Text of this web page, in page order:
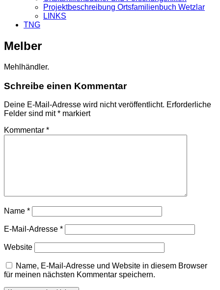
Projektbeschreibung Ortsfamilienbuch Wetzlar
LINKS
TNG
Melber
Mehlhändler.
Schreibe einen Kommentar
Deine E-Mail-Adresse wird nicht veröffentlicht. Erforderliche
Felder sind mit* markiert
Kommentar *
Name *
E-Mail-Adresse *
Website
Name, E-Mail-Adresse und Website in diesem Browser
für meinen nächsten Kommentar speichern.